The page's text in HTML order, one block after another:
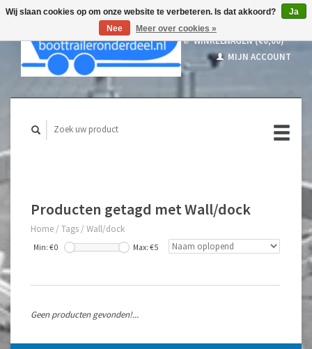
WINKELWAGEN (€0,00)
MIJN ACCOUNT
Producten getagd met Wall/dock
Home / Tags / Wall/dock
Min: €0 Max: €5
Geen producten gevonden!...
Wij slaan cookies op om onze website te verbeteren. Is dat akkoord?
Ja
Nee
Meer over cookies »